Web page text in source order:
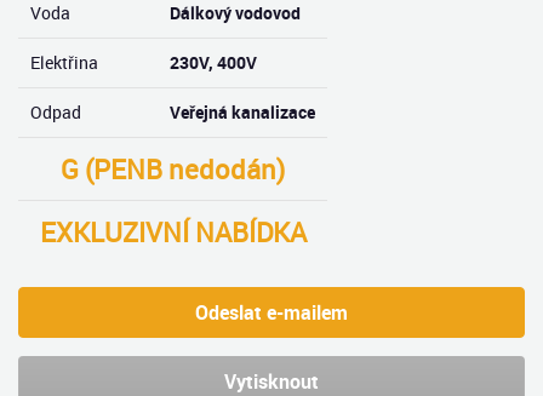
Voda Dálkový vodovod
Elektřina 230V, 400V
Odpad Veřejná kanalizace
G (PENB nedodán)
EXKLUZIVNÍ NABÍDKA
Odeslat e-mailem
Vytisknout